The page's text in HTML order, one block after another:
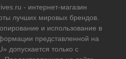
- интернет-магазин
лучших мировых брендов.
и использование в
представленной на
допускается только с